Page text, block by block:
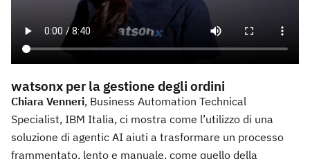
watsonx per la gestione degli ordini
Chiara Venneri, Business Automation Technical
Specialist, IBM Italia, ci mostra come l’utilizzo di una
soluzione di agentic AI aiuti a trasformare un processo
frammentato, lento e manuale, come quello della